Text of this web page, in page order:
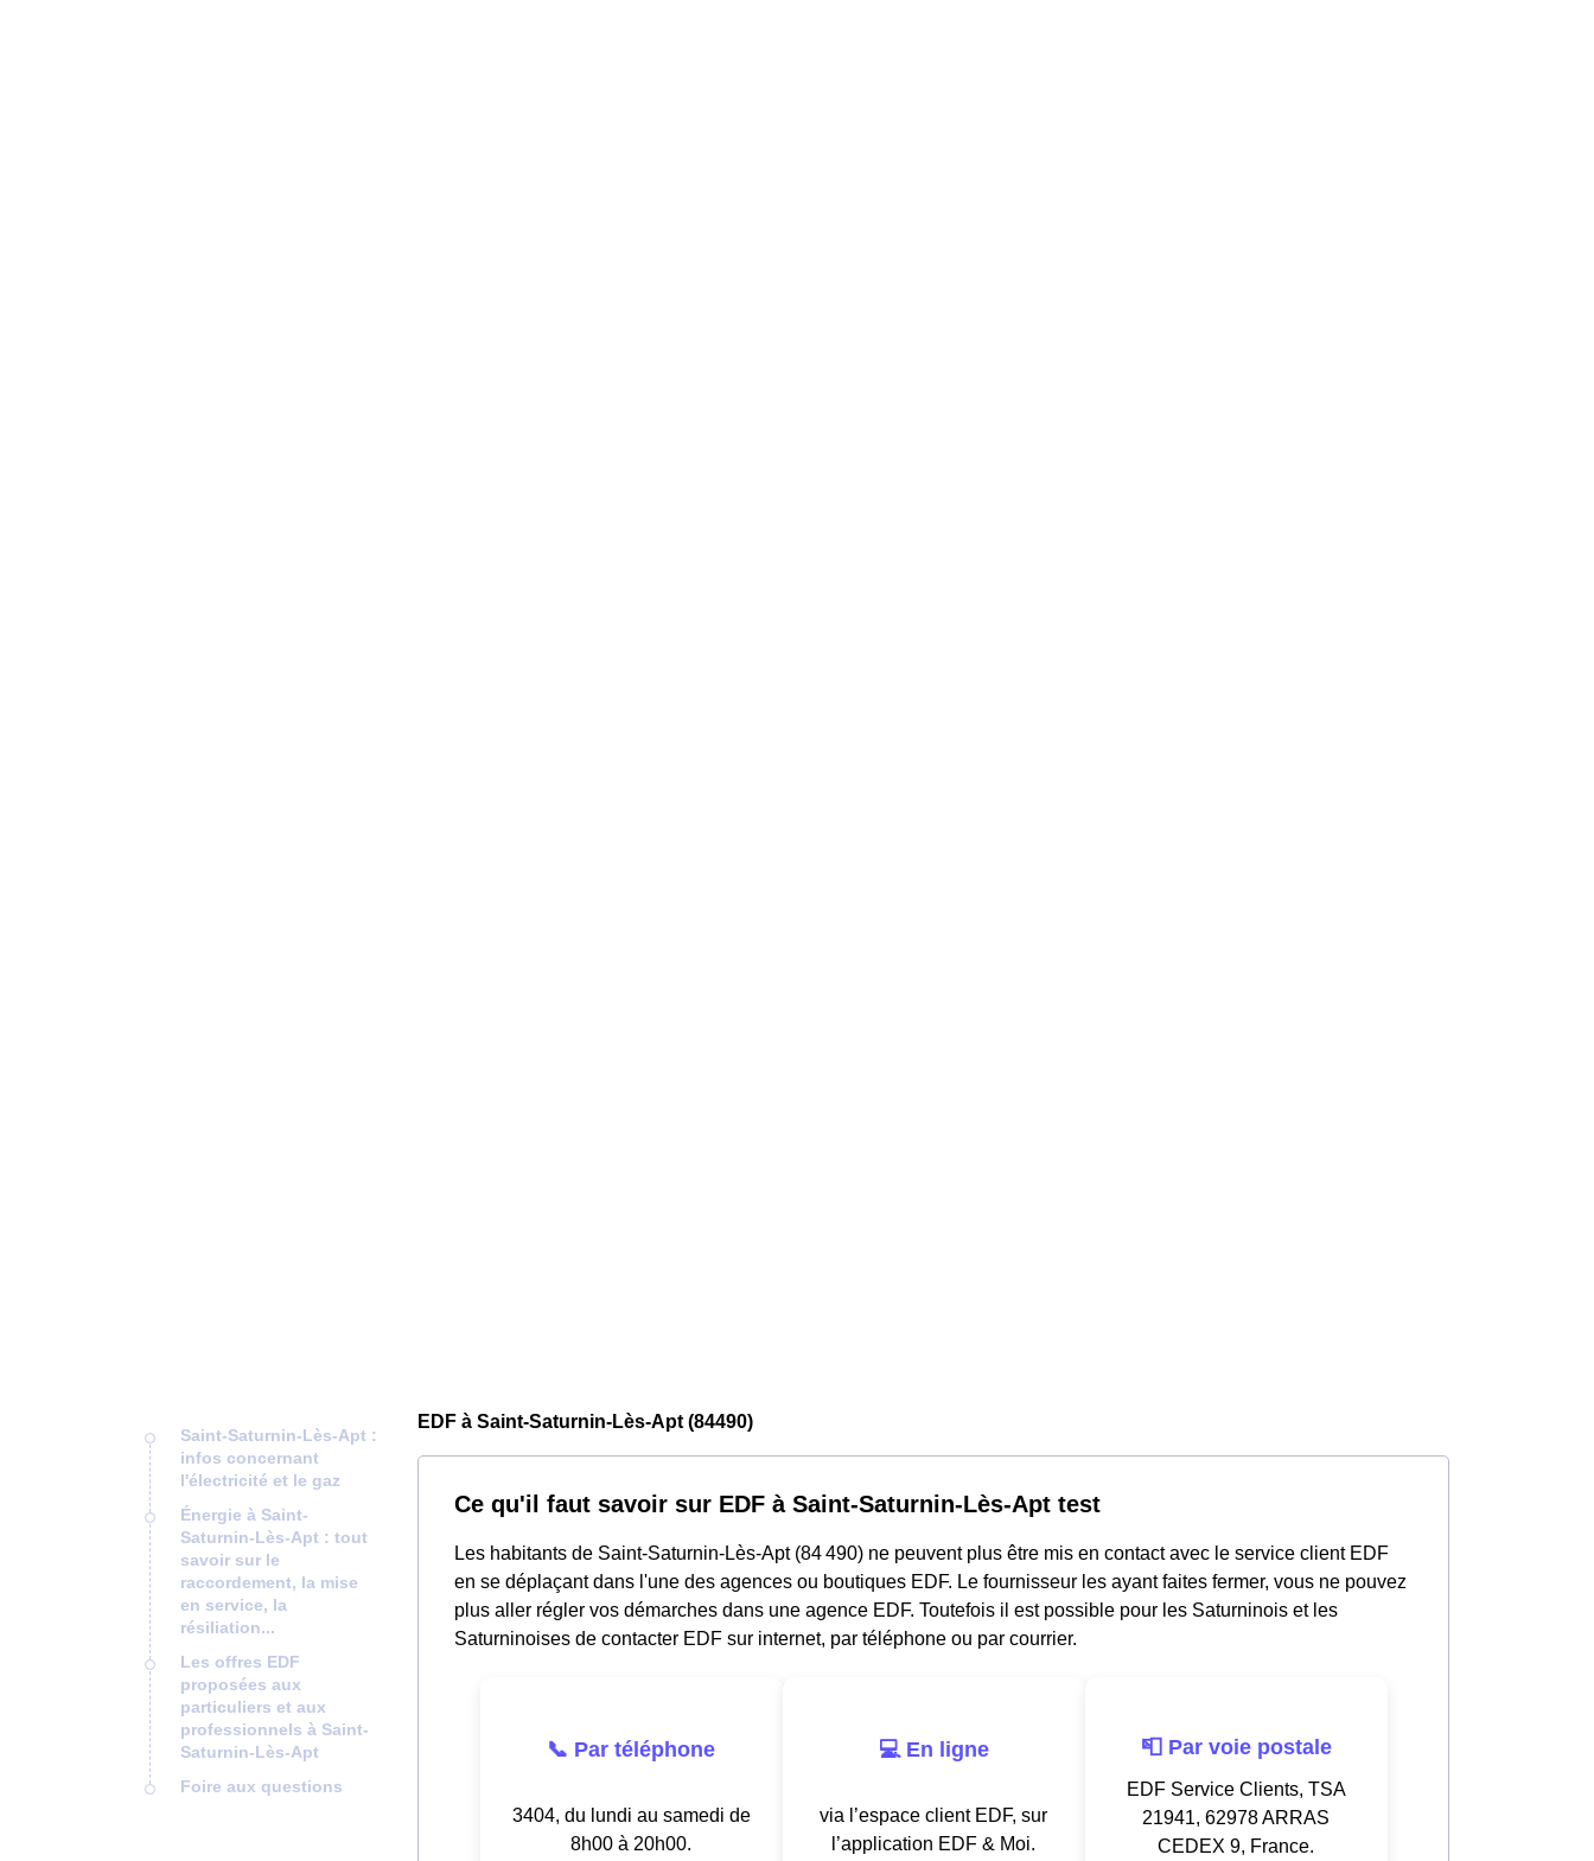
Saint-Saturnin-Lès-Apt :
infos concernant
l'électricité et le gaz
Énergie à Saint-
Saturnin-Lès-Apt : tout
savoir sur le
raccordement, la mise
en service, la
résiliation...
Les offres EDF
proposées aux
particuliers et aux
professionnels à Saint-
Saturnin-Lès-Apt
Foire aux questions
EDF à Saint-Saturnin-Lès-Apt (84490)
Ce qu'il faut savoir sur EDF à Saint-Saturnin-Lès-Apt test
Les habitants de Saint-Saturnin-Lès-Apt (84 490) ne peuvent plus être mis en contact avec le service client EDF
en se déplaçant dans l'une des agences ou boutiques EDF. Le fournisseur les ayant faites fermer, vous ne pouvez
plus aller régler vos démarches dans une agence EDF. Toutefois il est possible pour les Saturninois et les
Saturninoises de contacter EDF sur internet, par téléphone ou par courrier.
📞 Par téléphone
3404, du lundi au samedi de
8h00 à 20h00.
💻 En ligne
via l’espace client EDF, sur
l’application EDF & Moi.
📮 Par voie postale
EDF Service Clients, TSA
21941, 62978 ARRAS
CEDEX 9, France.